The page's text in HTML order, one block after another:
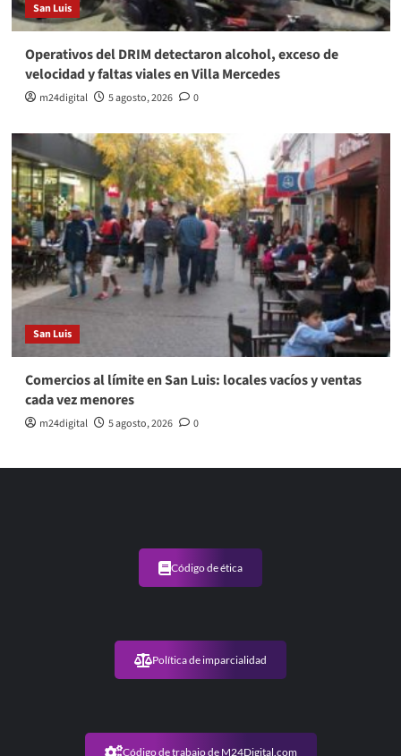
San Luis
Operativos del DRIM detectaron alcohol, exceso de
velocidad y faltas viales en Villa Mercedes
m24digital 5 agosto, 2026 0
San Luis
Comercios al límite en San Luis: locales vacíos y ventas
cada vez menores
m24digital 5 agosto, 2026 0
Código de ética
Política de imparcialidad
Código de trabajo de M24Digital.com